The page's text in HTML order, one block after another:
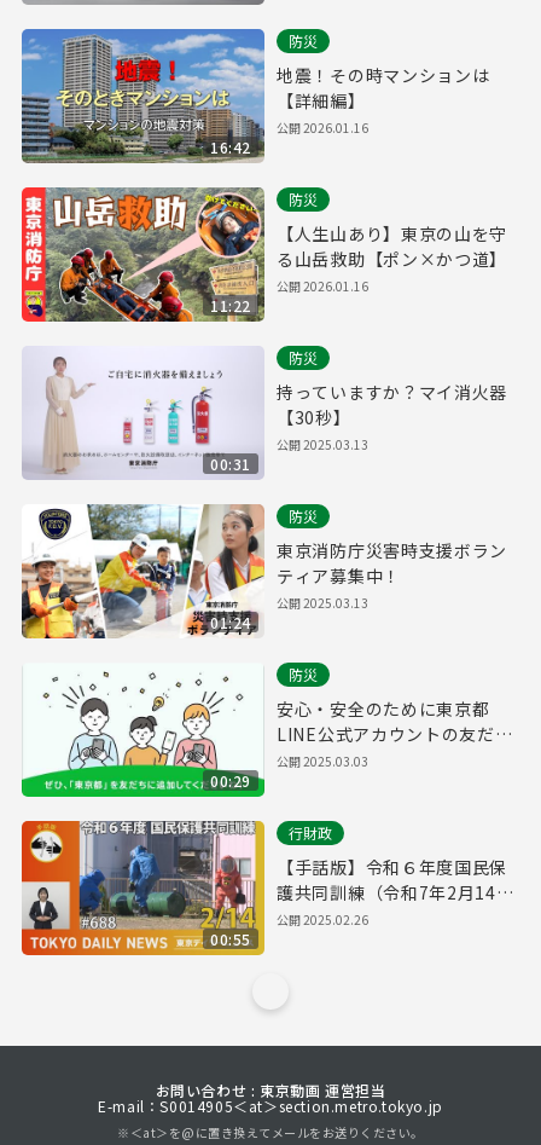
16:42
防災
地震！その時マンションは
【詳細編】
公開2026.01.16
11:22
防災
【人生山あり】東京の山を守
る山岳救助【ポン×かつ道】
公開2026.01.16
00:31
防災
持っていますか？マイ消火器
【30秒】
公開2025.03.13
01:24
防災
東京消防庁災害時支援ボラン
ティア募集中！
公開2025.03.13
00:29
防災
安心・安全のために東京都
LINE公式アカウントの友だち
追加をお願いします！
公開2025.03.03
00:55
行財政
【手話版】令和６年度国民保
護共同訓練（令和7年2月14日
東京デイリーニュース
公開2025.02.26
お問い合わせ : 東京動画 運営担当
E-mail：S0014905＜at＞section.metro.tokyo.jp
※＜at＞を@に置き換えてメールをお送りください。